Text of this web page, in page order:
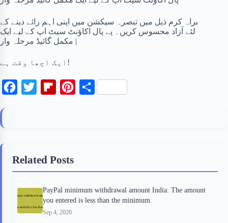
براہ کرم ذیل میں تبصرہ سیکشن میں اپنی اہم رائے دینے کے
لئے آزاد محسوس کریں۔ پے پال اکاؤنٹ سیٹ اپ کے لیے ایک
ایک اچھا وقت ہے!
o
k
e
o
r
d
s
S
Related Posts
PayPal minimum withdrawal amount India: The amount
you entered is less than the minimum.
Sep 4, 2020